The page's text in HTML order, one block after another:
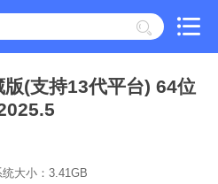
(支持13代平台) 64位
统大小：3.41GB